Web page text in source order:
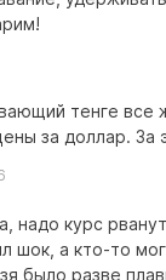
тенге все
за доллар. За
надо курс
шок, а кто-то
было разве